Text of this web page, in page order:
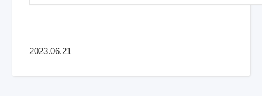
2023.06.21